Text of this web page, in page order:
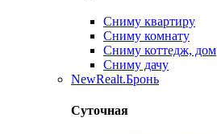
Сниму квартиру
Сниму комнату
Сниму коттедж, дом
Сниму дачу
NewRealt.Бронь
Суточная